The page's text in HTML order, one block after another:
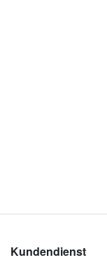
Kundendienst